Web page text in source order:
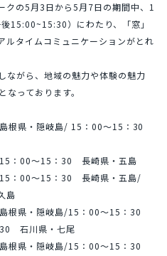
クの5月3日から5月7日の期間中、1
15:00~15:30）にわたり、「窓」
ルタイムコミュニケーションがとれ
ながら、地域の魅力や体験の魅力
っております。
根県・隠岐島/ 15：00～15：30
：00～15：30　長崎県・五島
：00～15：30　長崎県・五島/
島
根県・隠岐島/15：00～15：30
　石川県・七尾
根県・隠岐島/15：00～15：30